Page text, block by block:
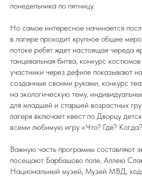
понедельника по пятницу.
Но самое интересное начинается
в лагере проходит крупное общее
потоке ребят ждет настоящая череда
танцевальная битва, конкурс
участники через дефиле показывают
созданные своими руками, конкурс
на экологическую тему,
для младшей и старшей возрастных
лагеря включает квест по Дворцу
всеми любимую игру «Что? Где?
Важную часть программы составляют
посещают Барбашово поле, Аллею
Национальный музей, Музей МВД,